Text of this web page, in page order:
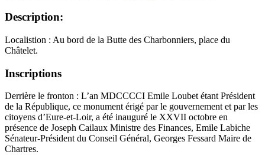
Description:
Localistion : Au bord de la Butte des Charbonniers, place du
Châtelet.
Inscriptions
Derrière le fronton : L’an MDCCCCI Emile Loubet étant Président
de la République, ce monument érigé par le gouvernement et par les
citoyens d’Eure-et-Loir, a été inauguré le XXVII octobre en
présence de Joseph Cailaux Ministre des Finances, Emile Labiche
Sénateur-Président du Conseil Général, Georges Fessard Maire de
Chartres.